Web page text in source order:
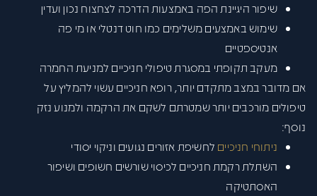
שיפור היגיינת הפה באמצעות הדרכה לצחצוח נכון ועדין
שימוש באמצעים משלימים כמו חוט דנטלי או מי פה
אנטיספטיים
מעקב תקופתי במסגרת טיפולי חניכיים למניעת החמרה
אם מדובר במצב מתקדם יותר, רופא חניכיים עשוי להמליץ על
טיפולים מורכבים יותר שמטרתם לשקם את הרקמה ולמנוע נזק
נוסף:
ניתוחי חניכיים לחשיפת אזורים נגועים וניקוי יסודי
השתלת רקמת חניכיים לכיסוי שורשים חשופים ושיפור
האסתטיקה